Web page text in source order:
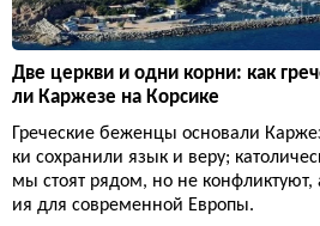
Две церкви и одни корни: как
ли Каржезе на Корсике
Греческие беженцы основали
ки сохранили язык и веру;
мы стоят рядом, но не
ия для современной Европы.